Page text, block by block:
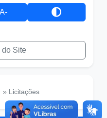
A-
do Site
» Licitações